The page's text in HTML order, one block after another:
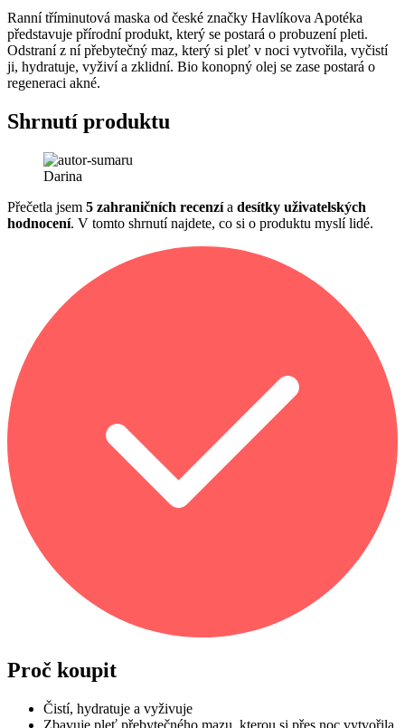
Ranní tříminutová maska od české značky Havlíkova Apotéka
představuje přírodní produkt, který se postará o probuzení pleti.
Odstraní z ní přebytečný maz, který si pleť v noci vytvořila, vyčistí
ji, hydratuje, vyživí a zklidní. Bio konopný olej se zase postará o
regeneraci akné.
Shrnutí produktu
Darina
Přečetla jsem 5 zahraničních recenzía desítky uživatelských
hodnocení. V tomto shrnutí najdete, co si o produktu myslí lidé.
Proč koupit
Čistí, hydratuje a vyživuje